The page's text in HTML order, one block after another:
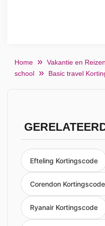
Home Vakantie en Reizen
school
Basic travel
Efteling Kortingscode
Corendon Kortingscode
Ryanair Kortingscode